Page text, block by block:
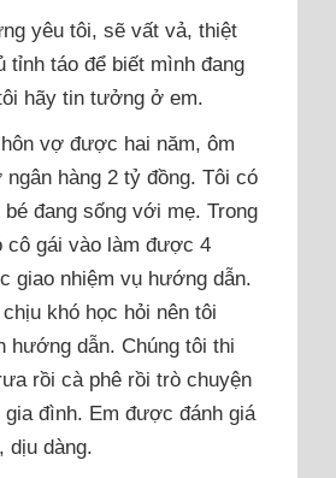
yêu tôi, sẽ vất vả, thiệt
tỉnh táo để biết mình đang
hãy tin tưởng ở em.
vợ được hai năm, ôm
ngân hàng 2 tỷ đồng. Tôi có
đang sống với mẹ. Trong
cô gái vào làm được 4
giao nhiệm vụ hướng dẫn.
khó học hỏi nên tôi
hướng dẫn. Chúng tôi thi
rồi cà phê rồi trò chuyện
đình. Em được đánh giá
dịu dàng.